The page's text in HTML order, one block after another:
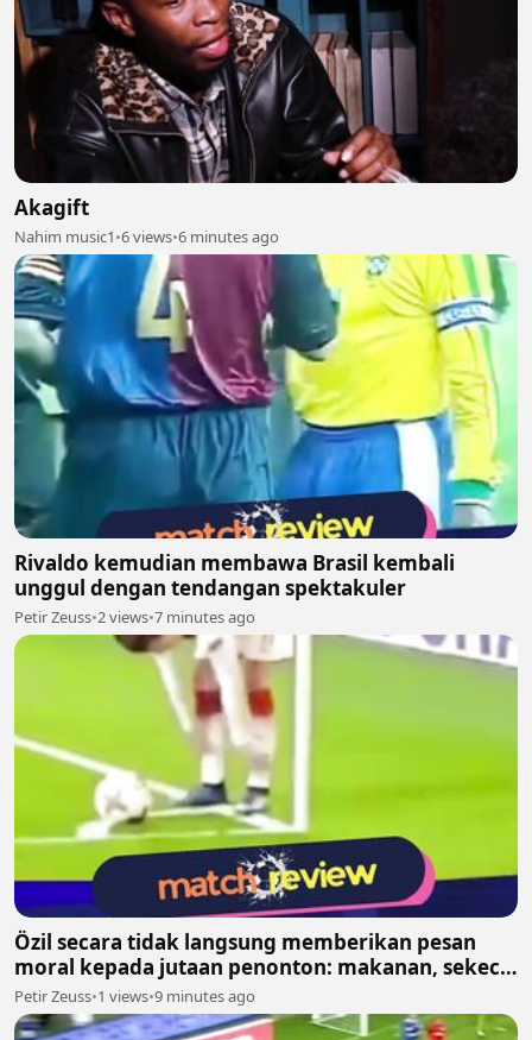
Akagift
Nahim music1•6 views•6 minutes ago
Rivaldo kemudian membawa Brasil kembali
unggul dengan tendangan spektakuler
Petir Zeuss•2 views•7 minutes ago
Özil secara tidak langsung memberikan pesan
moral kepada jutaan penonton: makanan, sekecil
apa pun, layak dihargai
Petir Zeuss•1 views•9 minutes ago